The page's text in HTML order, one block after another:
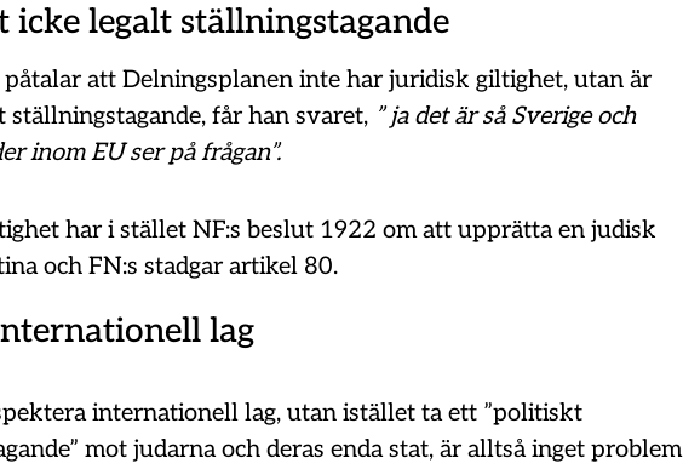
icke legalt ställningstagande
att Delningsplanen inte har juridisk giltighet, utan är
får han svaret, ” ja det är så Sverige och
inom EU ser på frågan”.
har i stället NF:s beslut 1922 om att upprätta en judisk
och FN:s stadgar artikel 80.
lag
internationell lag, utan istället ta ett ”politiskt
mot judarna och deras enda stat, är alltså inget problem